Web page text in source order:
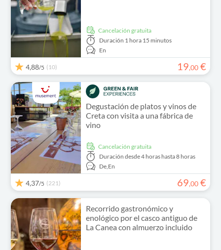
cancelación gratuita
Duración 1 hora 15 minutos
En
4,88/5 (10) 19,00 €
Degustación de platos y vinos de
Creta con visita a una fábrica de
vino
cancelación gratuita
Duración desde 4 horas hasta 8 horas
De,En
4,37/5 (221) 69,00 €
Recorrido gastronómico y
enológico por el casco antiguo de
La Canea con almuerzo incluido